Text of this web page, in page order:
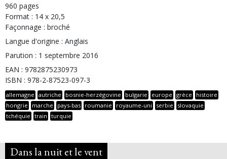
960 pages
Format : 14 x 20,5
Façonnage : broché
Langue d'origine : Anglais
Parution : 1 septembre 2016
EAN : 9782875230973
ISBN : 978-2-87523-097-3
allemagne autriche bosnie-herzégovine bulgarie europe grèce
histoire
hongrie
marche pays-bas roumanie royaume-uni serbie
slovaquie
tchéquie train turquie
Dans la nuit et le vent